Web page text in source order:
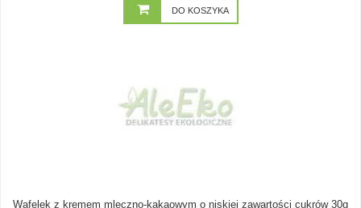
DO KOSZYKA
Wafelek z kremem mleczno-kakaowym o niskiej zawartości cukrów 30g